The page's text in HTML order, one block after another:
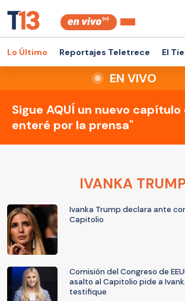
Lo Último Reportajes Teletrece El
EN VIVO
Sigue AQUÍ un nuevo capítulo
enteré por la prensa"
IVANKA
Ivanka Trump declara ante
Capitolio
Comisión del Congreso de
asalto al Capitolio pide a
testifique